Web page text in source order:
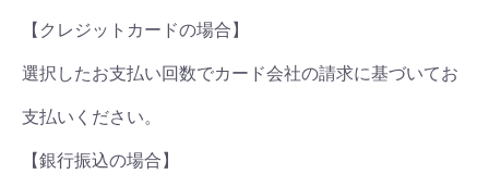
【クレジットカードの場合】
選択したお支払い回数でカード会社の請求に基づいてお
支払いください。
【銀行振込の場合】